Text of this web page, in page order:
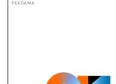
РЕКЛАМА